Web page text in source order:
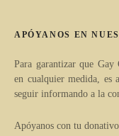
e
n
t
r
r
t
í
c
u
APÓYANOS EN
Para garantizar que Gay
en cualquier medida, es
seguir informando a la
Apóyanos con tu